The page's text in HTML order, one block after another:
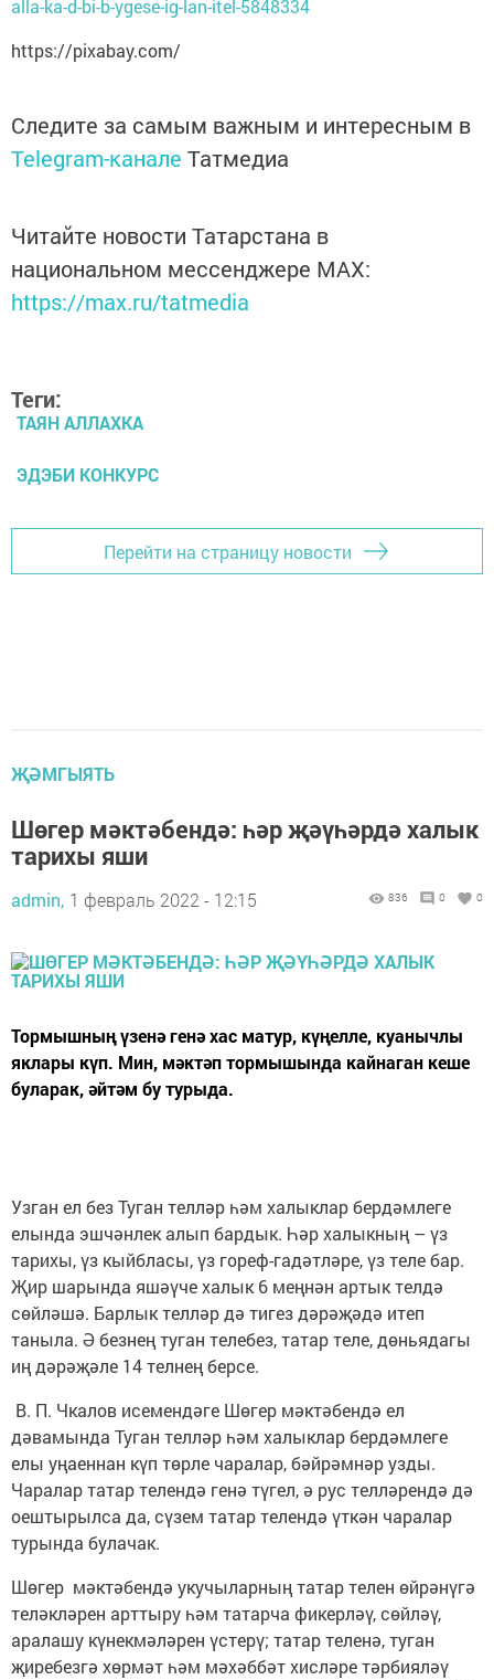
alla-ka-d-bi-b-ygese-ig-lan-itel-5848334
https://pixabay.com/
Следите за самым важным и интересным в
Telegram-канале Татмедиа
Читайте новости Татарстана в
национальном мессенджере MАХ:
https://max.ru/tatmedia
Теги:
ТАЯН АЛЛАХКА
ЭДЭБИ КОНКУРС
Перейти на страницу новости
ҖӘМГЫЯТЬ
Шөгер мәктәбендә: һәр җәүһәрдә халык
тарихы яши
admin, 1 февраль 2022 - 12:15 836 0 0
Тормышның үзенә генә хас матур, күңелле, куанычлы
яклары күп. Мин, мәктәп тормышында кайнаган кеше
буларак, әйтәм бу турыда.
Узган ел без Туган телләр һәм халыклар бердәмлеге
елында эшчәнлек алып бардык. Һәр халыкның – үз
тарихы, үз кыйбласы, үз гореф-гадәтләре, үз теле бар.
Җир шарында яшәүче халык 6 меңнән артык телдә
сөйләшә. Барлык телләр дә тигез дәрәҗәдә итеп
таныла. Ә безнең туган телебез, татар теле, дөньядагы
иң дәрәҗәле 14 телнең берсе.
В. П. Чкалов исемендәге Шөгер мәктәбендә ел
дәвамында Туган телләр һәм халыклар бердәмлеге
елы уңаеннан күп төрле чаралар, бәйрәмнәр узды.
Чаралар татар телендә генә түгел, ә рус телләрендә дә
оештырылса да, сүзем татар телендә үткән чаралар
турында булачак.
Шөгер мәктәбендә укучыларның татар телен өйрәнүгә
теләкләрен арттыру һәм татарча фикерләү, сөйләү,
аралашу күнекмәләрен үстерү; татар теленә, туган
җиребезгә хөрмәт һәм мәхәббәт хисләре тәрбияләү